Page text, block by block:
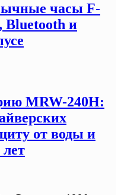
часы F-
Bluetooth и
MRW-240H:
от воды и